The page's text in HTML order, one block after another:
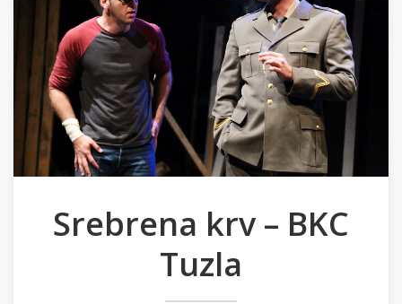
Srebrena krv – BKC
Tuzla